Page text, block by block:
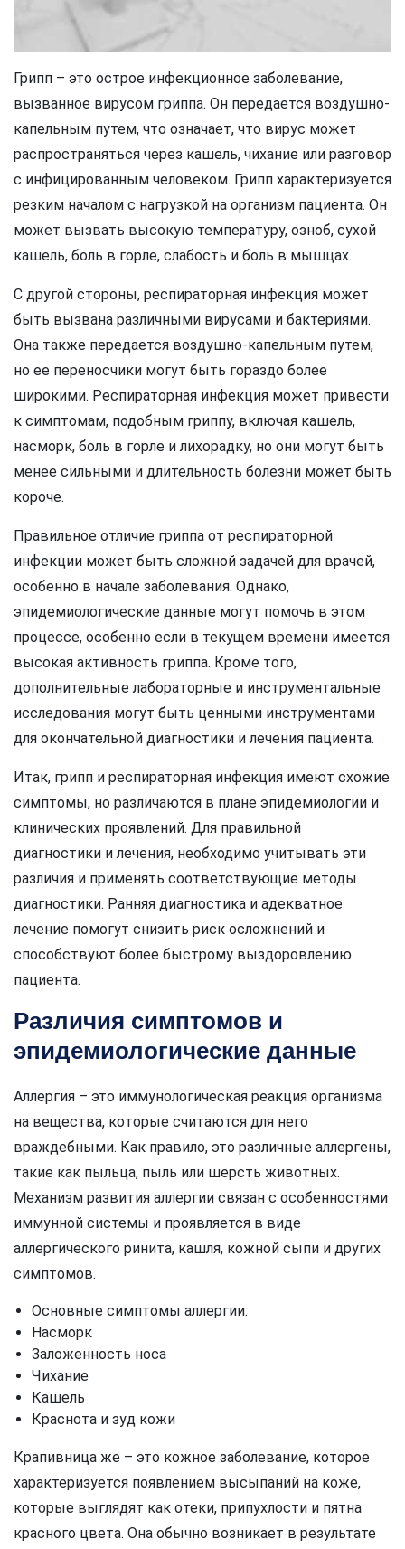
Грипп – это острое инфекционное заболевание,
вызванное вирусом гриппа. Он передается воздушно-
капельным путем, что означает, что вирус может
распространяться через кашель, чихание или разговор
с инфицированным человеком. Грипп характеризуется
резким началом с нагрузкой на организм пациента. Он
может вызвать высокую температуру, озноб, сухой
кашель, боль в горле, слабость и боль в мышцах.
С другой стороны, респираторная инфекция может
быть вызвана различными вирусами и бактериями.
Она также передается воздушно-капельным путем,
но ее переносчики могут быть гораздо более
широкими. Респираторная инфекция может привести
к симптомам, подобным гриппу, включая кашель,
насморк, боль в горле и лихорадку, но они могут быть
менее сильными и длительность болезни может быть
короче.
Правильное отличие гриппа от респираторной
инфекции может быть сложной задачей для врачей,
особенно в начале заболевания. Однако,
эпидемиологические данные могут помочь в этом
процессе, особенно если в текущем времени имеется
высокая активность гриппа. Кроме того,
дополнительные лабораторные и инструментальные
исследования могут быть ценными инструментами
для окончательной диагностики и лечения пациента.
Итак, грипп и респираторная инфекция имеют схожие
симптомы, но различаются в плане эпидемиологии и
клинических проявлений. Для правильной
диагностики и лечения, необходимо учитывать эти
различия и применять соответствующие методы
диагностики. Ранняя диагностика и адекватное
лечение помогут снизить риск осложнений и
способствуют более быстрому выздоровлению
пациента.
Различия симптомов и
эпидемиологические данные
Аллергия – это иммунологическая реакция организма
на вещества, которые считаются для него
враждебными. Как правило, это различные аллергены,
такие как пыльца, пыль или шерсть животных.
Механизм развития аллергии связан с особенностями
иммунной системы и проявляется в виде
аллергического ринита, кашля, кожной сыпи и других
симптомов.
Основные симптомы аллергии:
Насморк
Заложенность носа
Чихание
Кашель
Краснота и зуд кожи
Крапивница же – это кожное заболевание, которое
характеризуется появлением высыпаний на коже,
которые выглядят как отеки, припухлости и пятна
красного цвета. Она обычно возникает в результате